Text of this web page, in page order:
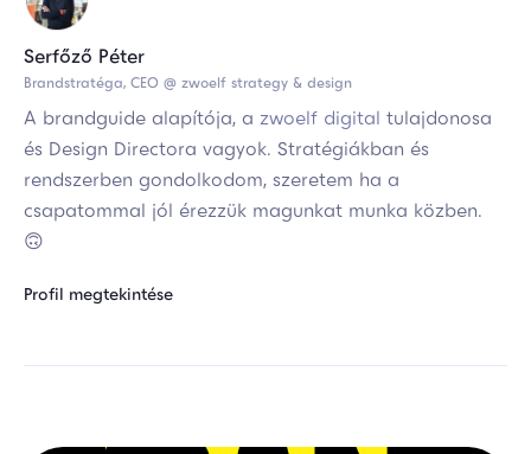
Serfőző Péter
Brandstratéga, CEO @ zwoelf strategy & design
A brandguide alapítója, a zwoelf digital tulajdonosa
és Design Directora vagyok. Stratégiákban és
rendszerben gondolkodom, szeretem ha a
csapatommal jól érezzük magunkat munka közben.
🙃
Profil megtekintése